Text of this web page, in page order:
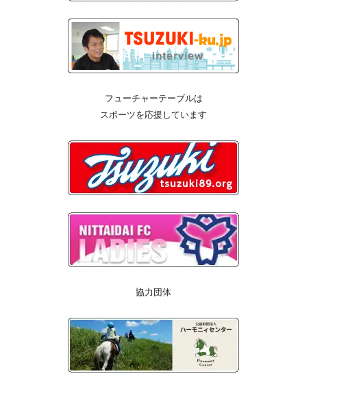
フューチャーテーブルは
スポーツを応援しています
協力団体